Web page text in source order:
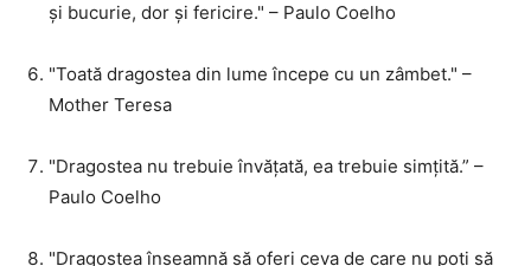
și bucurie, dor și fericire." – Paulo Coelho
"Toată dragostea din lume începe cu un zâmbet." –
Mother Teresa
"Dragostea nu trebuie învățată, ea trebuie simțită.” –
Paulo Coelho
"Dragostea înseamnă să oferi ceva de care nu poți să